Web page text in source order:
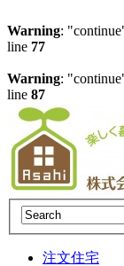
Warning:
line 77
Warning:
line 87
注文住宅